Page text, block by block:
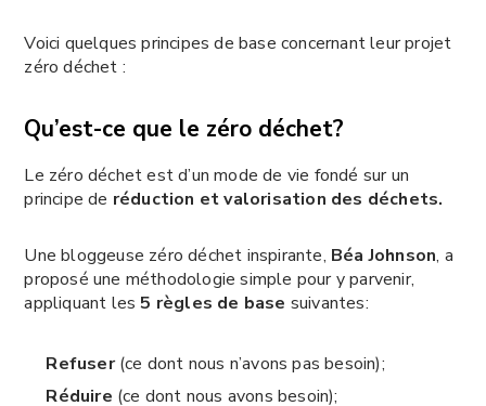
Voici quelques principes de base concernant leur projet
zéro déchet :
Qu’est-ce que le zéro déchet?
Le zéro déchet est d’un mode de vie fondé sur un
principe de réduction et valorisation des déchets.
Une bloggeuse zéro déchet inspirante, Béa Johnson, a
proposé une méthodologie simple pour y parvenir,
appliquant les5 règles de base suivantes:
Refuser(ce dont nous n’avons pas besoin);
Réduire (ce dont nous avons besoin);